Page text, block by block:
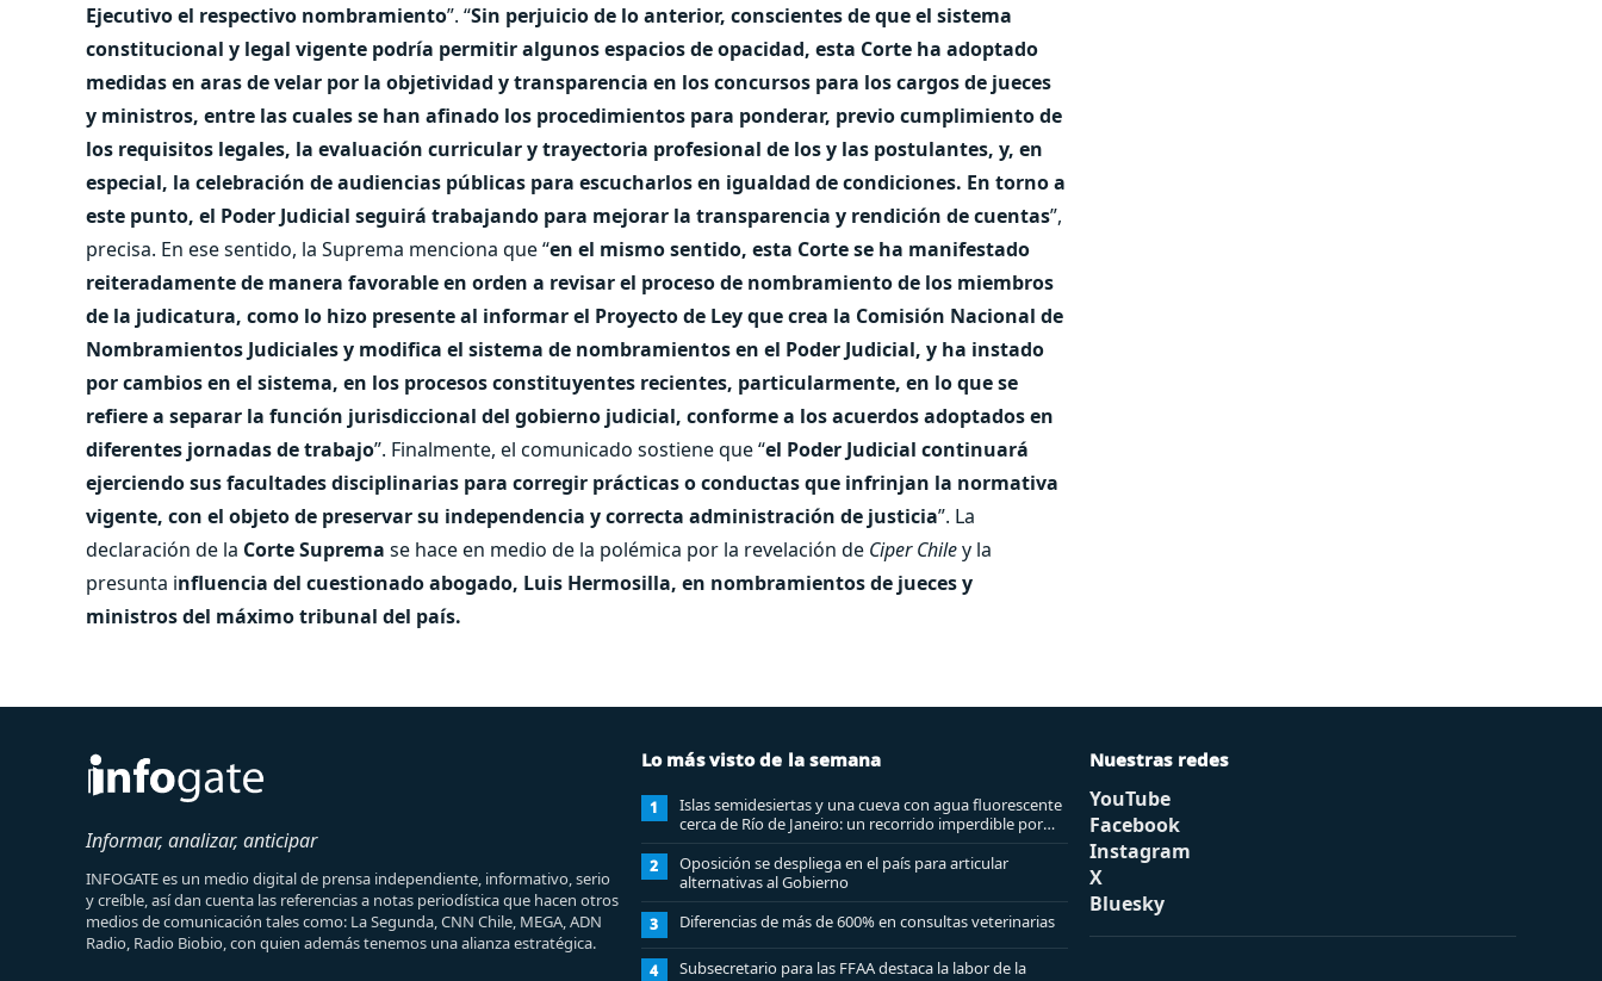
Ejecutivo el respectivo nombramiento”. “Sin perjuicio de lo anterior, conscientes de que el sistema
constitucional y legal vigente podría permitir algunos espacios de opacidad, esta Corte ha adoptado
medidas en aras de velar por la objetividad y transparencia en los concursos para los cargos de jueces
y ministros, entre las cuales se han afinado los procedimientos para ponderar, previo cumplimiento de
los requisitos legales, la evaluación curricular y trayectoria profesional de los y las postulantes, y, en
especial, la celebración de audiencias públicas para escucharlos en igualdad de condiciones. En torno a
este punto, el Poder Judicial seguirá trabajando para mejorar la transparencia y rendición de cuentas”,
precisa. En ese sentido, la Suprema menciona que “en el mismo sentido, esta Corte se ha manifestado
reiteradamente de manera favorable en orden a revisar el proceso de nombramiento de los miembros
de la judicatura, como lo hizo presente al informar el Proyecto de Ley que crea la Comisión Nacional de
Nombramientos Judiciales y modifica el sistema de nombramientos en el Poder Judicial, y ha instado
por cambios en el sistema, en los procesos constituyentes recientes, particularmente, en lo que se
refiere a separar la función jurisdiccional del gobierno judicial, conforme a los acuerdos adoptados en
diferentes jornadas de trabajo”. Finalmente, el comunicado sostiene que “el Poder Judicial continuará
ejerciendo sus facultades disciplinarias para corregir prácticas o conductas que infrinjan la normativa
vigente, con el objeto de preservar su independencia y correcta administración de justicia”. La
declaración de la Corte Suprema se hace en medio de la polémica por la revelación de Ciper Chiley la
presunta influencia del cuestionado abogado, Luis Hermosilla, en nombramientos de jueces y
ministros del máximo tribunal del país.
Informar, analizar, anticipar
INFOGATE es un medio digital de prensa independiente, informativo, serio
y creíble, así dan cuenta las referencias a notas periodística que hacen otros
medios de comunicación tales como: La Segunda, CNN Chile, MEGA, ADN
Radio, Radio Biobio, con quien además tenemos una alianza estratégica.
Lo más visto de la semana
1
Islas semidesiertas y una cueva con agua fluorescente
cerca de Río de Janeiro: un recorrido imperdible por
Angra dos Reis
2
Oposición se despliega en el país para articular
alternativas al Gobierno
3 Diferencias de más de 600% en consultas veterinarias
4
Subsecretario para las FFAA destaca la labor de la
Nuestras redes
YouTube
Facebook
Instagram
X
Bluesky